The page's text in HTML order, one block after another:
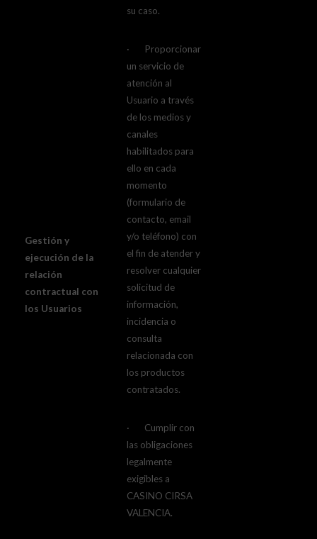
Gestión y
ejecución de la
relación
contractual con
los Usuarios
su caso.
· Proporcionar
un servicio de
atención al
Usuario a través
de los medios y
canales
habilitados para
ello en cada
momento
(formulario de
contacto, email
y/o teléfono) con
el fin de atender y
resolver cualquier
solicitud de
información,
incidencia o
consulta
relacionada con
los productos
contratados.
· Cumplir con
las obligaciones
legalmente
exigibles a
CASINO CIRSA
VALENCIA.